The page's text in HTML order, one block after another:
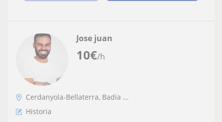
10€/h
Jose juan
Cerdanyola-Bellaterra, Badia ...
Historia